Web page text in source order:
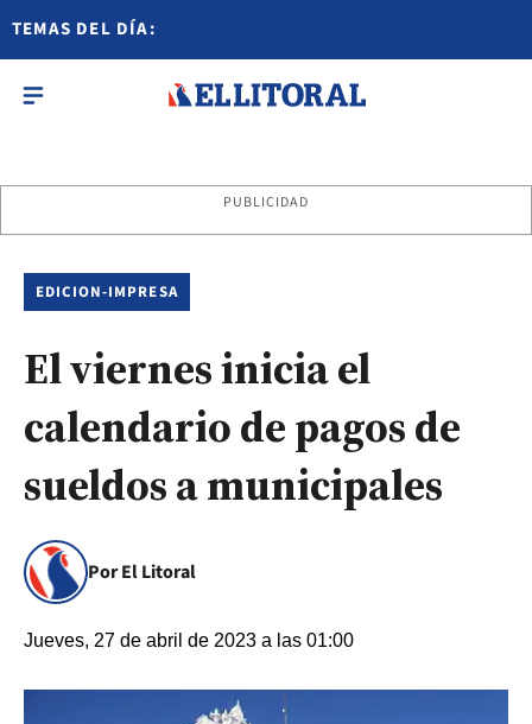
TEMAS DEL DÍA:
PUBLICIDAD
EDICION-IMPRESA
El viernes inicia el
calendario de pagos de
sueldos a municipales
Por El Litoral
Jueves, 27 de abril de 2023 a las 01:00